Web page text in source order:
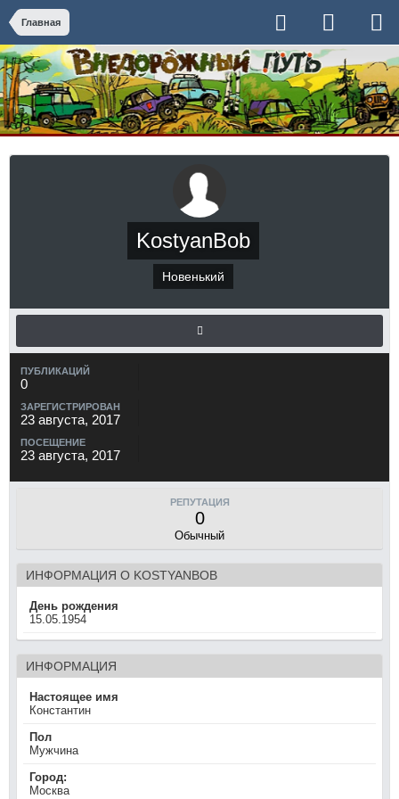
Главная
KostyanBob
Новенький
ПУБЛИКАЦИЙ
0
ЗАРЕГИСТРИРОВАН
23 августа, 2017
ПОСЕЩЕНИЕ
23 августа, 2017
РЕПУТАЦИЯ
0
Обычный
ИНФОРМАЦИЯ О KOSTYANBOB
День рождения
15.05.1954
ИНФОРМАЦИЯ
Настоящее имя
Константин
Пол
Мужчина
Город:
Москва